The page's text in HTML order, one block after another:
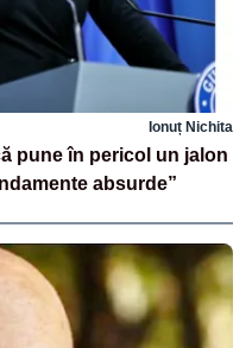
Ionuț Nichita
pune în pericol un jalon
absurde”